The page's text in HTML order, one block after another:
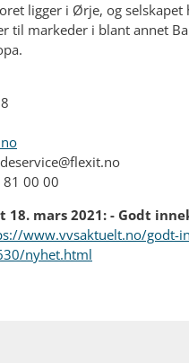
ligger i Ørje, og selskapet
til markeder i blant annet
81 00 00
18. mars 2021: - Godt
www.vvsaktuelt.no/godt-
nyhet.html